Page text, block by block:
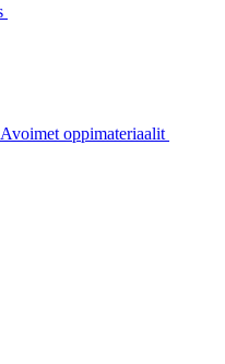
Avoimet oppimateriaalit